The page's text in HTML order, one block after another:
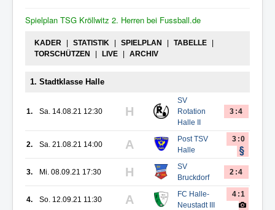
Spielplan TSG Kröllwitz 2. Herren bei Fussball.de
KADER | STATISTIK | SPIELPLAN | TABELLE
|
TORSCHÜTZEN
| LIVE | ARCHIV
1. Stadtklasse Halle
1. Sa. 14.08.21 12:30 H
SV
Rotation
Halle II
3:4
2. Sa. 21.08.21 14:00 A
Post TSV
Halle
3:0
3. Mi. 08.09.21 17:30 H
SV
Bruckdorf
2:4
4. So. 12.09.21 11:30 A
FC Halle-
Neustadt III
4:1